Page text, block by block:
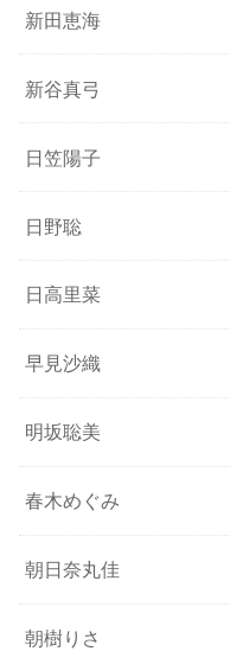
新田恵海
新谷真弓
日笠陽子
日野聡
日高里菜
早見沙織
明坂聡美
春木めぐみ
朝日奈丸佳
朝樹りさ